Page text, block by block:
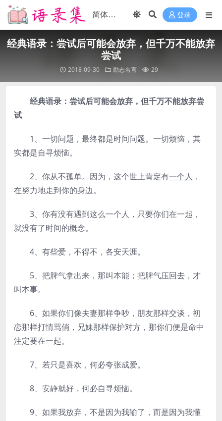
登录
经典语录：尝试后可能会放弃，但千万不能放弃
尝试
2018-09-30 励志名言 29
经典语录：尝试后可能会放弃，但千万不能放弃尝
试
1、一切问题，最终都是时间问题。一切烦恼，其
实都是自寻烦恼。
2、你从不孤单。因为，这个世上肯定有一个人 ，
在努力地走到你的身边。
3、你有没有遇到这么一个人，只要你们在一起，
就没有了时间的概念。
4、有些爱，不得不，各安天涯。
5、把脾气拿出来，那叫本能；把脾气压回去，才
叫本事。
6、如果你们像夫妻那样争吵，朋友那样交谈，初
恋那样打情骂俏，兄妹那样保护对方，那你们便是命中
注定要在一起。
7、若只是喜欢，何必夸张成爱。
8、安静就好，何必自寻烦恼。
9、如果我放弃，不是因为我输了，而是因为我懂